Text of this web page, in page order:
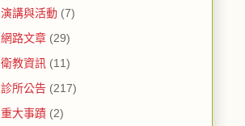
演講與活動 (7)
網路文章 (29)
衛教資訊 (11)
診所公告 (217)
重大事蹟 (2)